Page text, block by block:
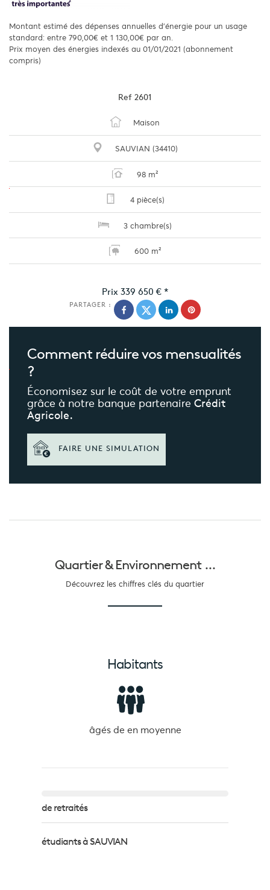
Montant estimé des dépenses annuelles d'énergie pour un usage
standard: entre 790,00€ et 1 130,00€ par an.
Prix moyen des énergies indexés au 01/01/2021 (abonnement
compris)
Ref 2601
Maison
SAUVIAN (34410)
98 m²
4 pièce(s)
3 chambre(s)
600 m²
Prix339 650 € *
PARTAGER :
Comment réduirevos mensualités
?
Économisez sur le coût de votre emprunt
grâce à notre banque partenaire Crédit
Agricole.
FAIRE UNE SIMULATION
Quartier &Environnement ...
Découvrez les chiffres clés du quartier
Habitants
âgés de en moyenne
de retraités
étudiants à SAUVIAN